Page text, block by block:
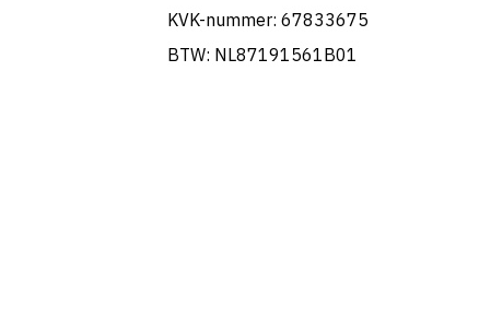
KVK-nummer: 67833675
BTW: NL87191561B01